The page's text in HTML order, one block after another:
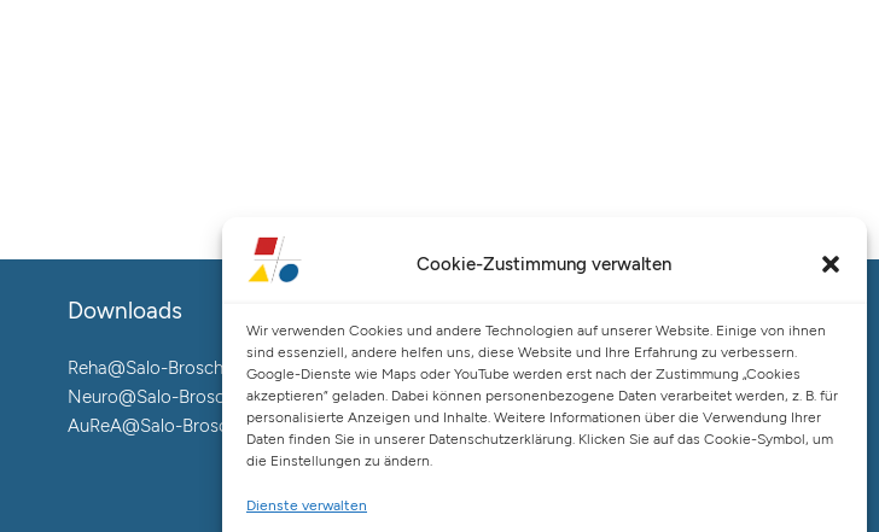
Cookie-Zustimmung verwalten
Wir verwenden Cookies und andere Technologien auf unserer Website. Einige von ihnen
sind essenziell, andere helfen uns, diese Website und Ihre Erfahrung zu verbessern.
Google-Dienste wie Maps oder YouTube werden erst nach der Zustimmung „Cookies
akzeptieren“ geladen. Dabei können personenbezogene Daten verarbeitet werden, z. B. für
personalisierte Anzeigen und Inhalte. Weitere Informationen über die Verwendung Ihrer
Daten finden Sie in unserer Datenschutzerklärung. Klicken Sie auf das Cookie-Symbol, um
die Einstellungen zu ändern.
Dienste verwalten
Downloads
Reha@Salo-Broschüre
Neuro@Salo-Broschüre
AuReA@Salo-Broschüre
Hamburg
Spaldingstraße 57-59 / Rosenallee 6-8
20097 Hamburg
Telefon: +49 (0) 40 23916 – 0